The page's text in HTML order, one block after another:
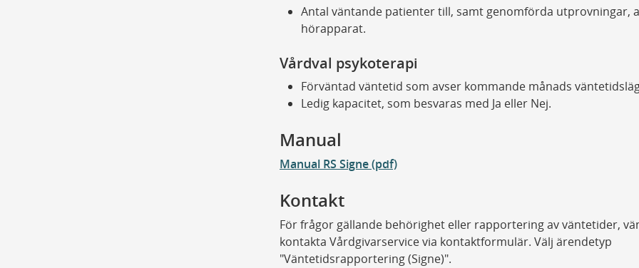
Antal väntande patienter till, samt genomförda utprovningar,
hörapparat.
Vårdval psykoterapi
Förväntad väntetid som avser kommande månads
Ledig kapacitet, som besvaras med Ja eller Nej.
Manual
Manual RS Signe (pdf)
Kontakt
För frågor gällande behörighet eller rapportering av väntetider,
kontakta Vårdgivarservice via kontaktformulär. Välj ärendetyp
"Väntetidsrapportering (Signe)".